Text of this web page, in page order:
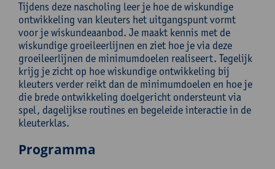
Tijdens deze nascholing leer je hoe de wiskundige
ontwikkeling van kleuters het uitgangspunt vormt
voor je wiskundeaanbod. Je maakt kennis met de
wiskundige groeileerlijnen en ziet hoe je via deze
groeileerlijnen de minimumdoelen realiseert. Tegelijk
krijg je zicht op hoe wiskundige ontwikkeling bij
kleuters verder reikt dan de minimumdoelen en hoe je
die brede ontwikkeling doelgericht ondersteunt via
spel, dagelijkse routines en begeleide interactie in de
kleuterklas.
Programma